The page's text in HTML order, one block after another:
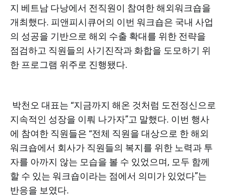
지 베트남 다낭에서 전직원이 참여한 해외워크숍을
개최했다. 피앤피시큐어의 이번 워크숍은 국내 사업
의 성공을 기반으로 해외 수출 확대를 위한 전략을
점검하고 직원들의 사기진작과 화합을 도모하기 위
한 프로그램 위주로 진행됐다.
박천오 대표는 “지금까지 해온 것처럼 도전정신으로
지속적인 성장을 이뤄 나가자”고 말했다. 이번 행사
에 참여한 직원들은 “전체 직원을 대상으로 한 해외
워크숍에서 회사가 직원들의 복지를 위한 노력과 투
자를 아까지 않는 모습을 볼 수 있었으며, 모두 함께
할 수 있는 워크숍이라는 점에서 의미가 있었다”는
반응을 보였다.